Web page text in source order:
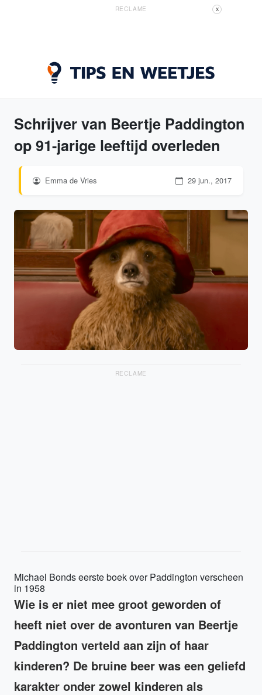
RECLAME X
Schrijver van Beertje Paddington
op 91-jarige leeftijd overleden
Emma de Vries 29 jun., 2017
RECLAME
Michael Bonds eerste boek over Paddington verscheen
in 1958
Wie is er niet mee groot geworden of
heeft niet over de avonturen van Beertje
Paddington verteld aan zijn of haar
kinderen? De bruine beer was een geliefd
karakter onder zowel kinderen als